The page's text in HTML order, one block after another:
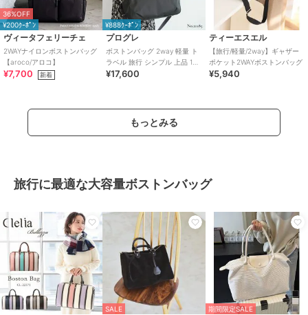
36%OFF
¥200ｸｰﾎﾟﾝ
ヴィータフェリーチェ
2WAYナイロンボストンバッグ
【aroco/アロコ】
¥7,700 新着
¥888ｸｰﾎﾟﾝ
プログレ
ボストンバッグ 2way 軽量 ト
ラベル 旅行 シンプル 上品 1泊
アベス 23L 20185
¥17,600
ティーエスエル
【旅行/軽量/2way】ギャザー
ポケット2WAYボストンバッグ
¥5,940
もっとみる
旅行に最適な大容量ボストンバッグ
SALE 期間限定SALE